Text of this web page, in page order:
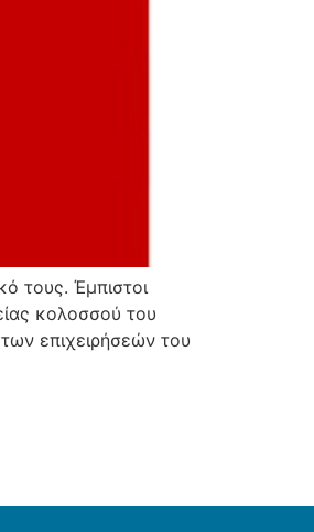
τους. Έμπιστοι
κολοσσού του
επιχειρήσεών του